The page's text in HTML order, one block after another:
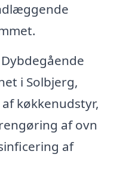
i Solbjerg,
køkkenudstyr,
af ovn
af